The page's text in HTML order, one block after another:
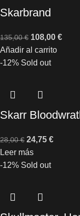
Skarbrand
135,00€ 108,00 €
Añadir al carrito
-12% Sold out
Skarr
28,00€ 24,75 €
Leer más
-12% Sold out